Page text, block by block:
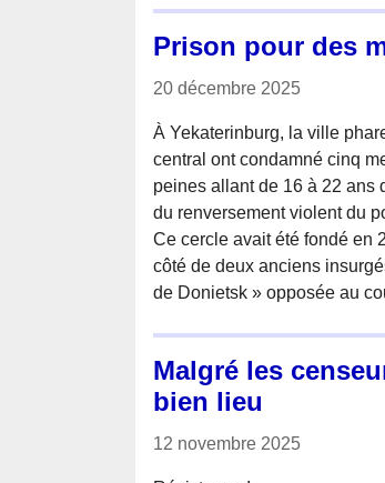
Prison pour des
20 décembre 2025
À Yekaterinburg, la ville
central ont condamné cinq
peines allant de 16 à 22 ans
du renversement violent du
Ce cercle avait été fondé en
côté de deux anciens
de Donietsk » opposée au
Malgré les
bien lieu
12 novembre 2025